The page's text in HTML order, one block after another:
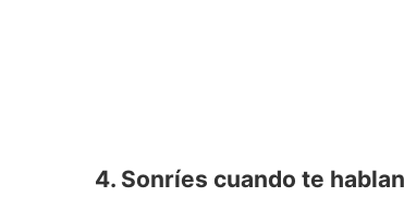
4. Sonríes cuando te